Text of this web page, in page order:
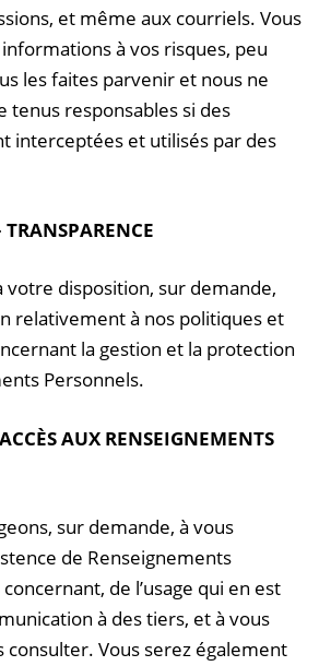
et même aux courriels. Vous
à vos risques, peu
les faites parvenir et nous ne
tenus responsables si des
interceptées et utilisés par des
votre disposition, sur demande,
relativement à nos politiques et
la gestion et la protection
Personnels.
AUX RENSEIGNEMENTS
sur demande, à vous
de Renseignements
de l’usage qui en est
à des tiers, et à vous
Vous serez également